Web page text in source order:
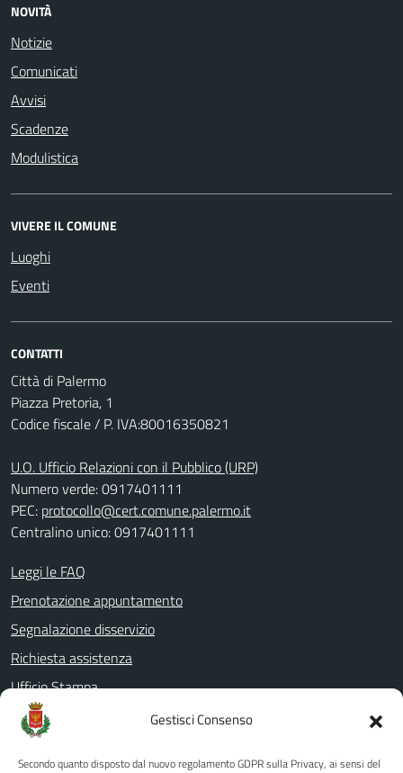
Gestisci Consenso
Secondo quanto disposto dal nuovo regolamento GDPR sulla Privacy, ai sensi del
NOVITÀ
Notizie
Comunicati
Avvisi
Scadenze
Modulistica
VIVERE IL COMUNE
Luoghi
Eventi
CONTATTI
Città di Palermo
Piazza Pretoria, 1
Codice fiscale / P. IVA:80016350821
U.O. Ufficio Relazioni con il Pubblico (URP)
Numero verde: 0917401111
PEC: protocollo@cert.comune.palermo.it
Centralino unico: 0917401111
Leggi le FAQ
Prenotazione appuntamento
Segnalazione disservizio
Richiesta assistenza
Ufficio Stampa
Amministrazione Trasparente
Albo pretorio